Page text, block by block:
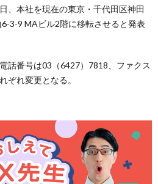
、本社を現在の東京・千代田区神田
3-9 MAビル2階に移転させると発表
話番号は03（6427）7818、ファクス
ぞれ変更となる。